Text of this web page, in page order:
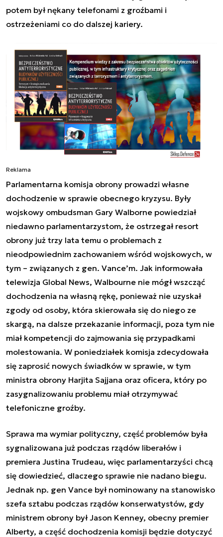
potem był nękany telefonami z groźbami i
ostrzeżeniami co do dalszej kariery.
Reklama
Parlamentarna komisja obrony prowadzi własne
dochodzenie w sprawie obecnego kryzysu. Były
wojskowy ombudsman Gary Walborne powiedział
niedawno parlamentarzystom, że ostrzegał resort
obrony już trzy lata temu o problemach z
nieodpowiednim zachowaniem wśród wojskowych, w
tym – związanych z gen. Vance’m. Jak informowała
telewizja Global News, Walbourne nie mógł wszcząć
dochodzenia na własną rękę, ponieważ nie uzyskał
zgody od osoby, która skierowała się do niego ze
skargą, na dalsze przekazanie informacji, poza tym nie
miał kompetencji do zajmowania się przypadkami
molestowania. W poniedziałek komisja zdecydowała
się zaprosić nowych świadków w sprawie, w tym
ministra obrony Harjita Sajjana oraz oficera, który po
zasygnalizowaniu problemu miał otrzymywać
telefoniczne groźby.
Sprawa ma wymiar polityczny, część problemów była
sygnalizowana już podczas rządów liberałów i
premiera Justina Trudeau, więc parlamentarzyści chcą
się dowiedzieć, dlaczego sprawie nie nadano biegu.
Jednak np. gen Vance był nominowany na stanowisko
szefa sztabu podczas rządów konserwatystów, gdy
ministrem obrony był Jason Kenney, obecny premier
Alberty, a część dochodzenia komisji będzie dotyczyć